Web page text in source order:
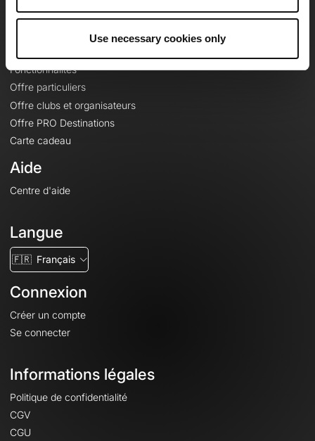
Use necessary cookies only
Fonctionnalités
Offre particuliers
Offre clubs et organisateurs
Offre PRO Destinations
Carte cadeau
Aide
Centre d'aide
Langue
🇫🇷 Français
Connexion
Créer un compte
Se connecter
Informations légales
Politique de confidentialité
CGV
CGU